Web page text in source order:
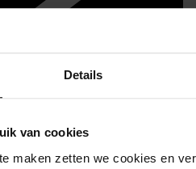
Details
van cookies
maken zetten we cookies en